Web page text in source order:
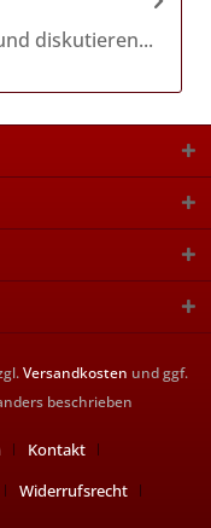
diskutieren...
Versandkosten und ggf.
beschrieben
Kontakt
Widerrufsrecht